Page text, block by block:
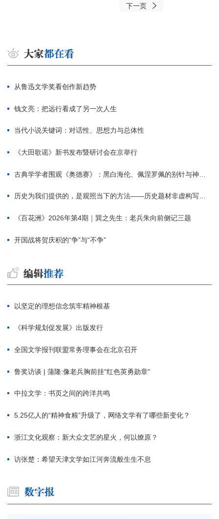
下一页
从鲁迅文学奖看创作新趋势
钱文亮：把远行看成了另一次人生
当代小说关键词：对话性、思想力与总体性
《大田歌谣》新书发布暨研讨会在京举行
古典学学者围观《奥德赛》：黑白海伦、佩涅罗佩的别针与神秘入侵者
历史为我们提供的，是观照当下的方法——历史题材非虚构写作多人谈
《百花洲》2026年第4期｜巽之先生：老兵朱向前侧记三题
开国战将贺庆积的“争”与“不争”
以坚定的理想信念筑牢精神根基
《科学规划促发展》出版发行
全国文学报刊联盟常务理事会在北京召开
鲁奖访谈 | 蒲隆:像老兵胸前挂"红色英勇勋章"
中拉文学：书页之间的跨洋共鸣
5.25亿人的“精神食粮”升级了，网络文学有了哪些新变化？
浙江文化观察：新大众文艺的星火，何以燎原？
访张楚：希望天津文学如江河奔流般生生不息